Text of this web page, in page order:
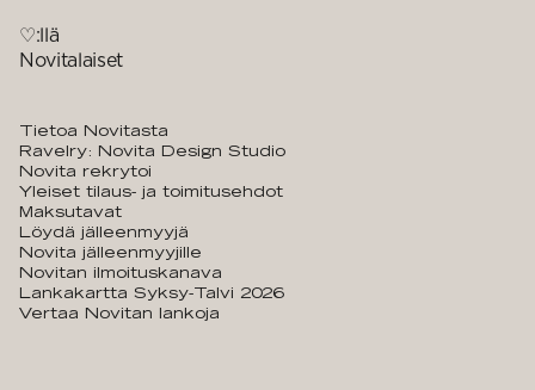
♡:llä
Novitalaiset
Tietoa Novitasta
Ravelry: Novita Design Studio
Novita rekrytoi
Yleiset tilaus- ja toimitusehdot
Maksutavat
Löydä jälleenmyyjä
Novita jälleenmyyjille
Novitan ilmoituskanava
Lankakartta Syksy-Talvi 2026
Vertaa Novitan lankoja